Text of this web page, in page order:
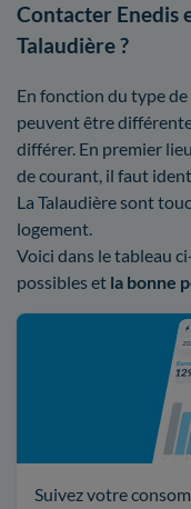
Contacter Enedis
Talaudière ?
En fonction du type de
peuvent être
différer. En premier
de courant, il faut
La Talaudière sont
logement.
Voici dans le tableau
possibles et la bonne
Suivez votre